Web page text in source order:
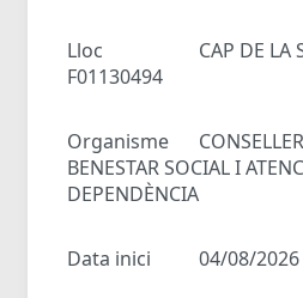
Lloc
CAP DE LA
F01130494
Organisme
BENESTAR SOCIAL I
DEPENDÈNCIA
Data inici 04/08/2026